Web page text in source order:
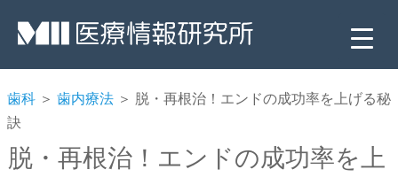
歯科 ＞ 歯内療法 ＞ 脱・再根治！エンドの成功率を上げる秘
訣
脱・再根治！エンドの成功率を上